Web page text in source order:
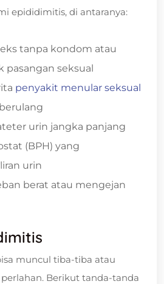
epididimitis, di antaranya:
tanpa kondom atau
pasangan seksual
penyakit menular seksual
urin jangka panjang
(BPH) yang
urin
berat atau mengejan
muncul tiba-tiba atau
Berikut tanda-tanda